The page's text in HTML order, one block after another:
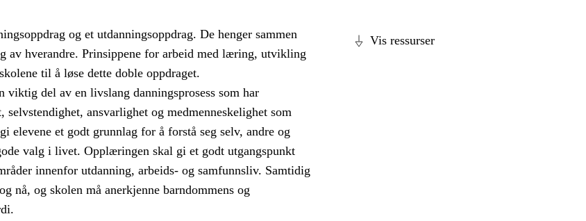
Vis ressurser
og et utdanningsoppdrag. De henger sammen
av hverandre. Prinsippene for arbeid med læring, utvikling
til å løse dette doble oppdraget.
viktig del av en livslang danningsprosess som har
selvstendighet, ansvarlighet og medmenneskelighet som
elevene et godt grunnlag for å forstå seg selv, andre og
valg i livet. Opplæringen skal gi et godt utgangspunkt
innenfor utdanning, arbeids- og samfunnsliv. Samtidig
nå, og skolen må anerkjenne barndommens og